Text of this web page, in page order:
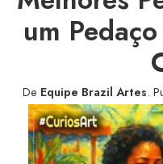
um
De Equipe Brazil Artes.